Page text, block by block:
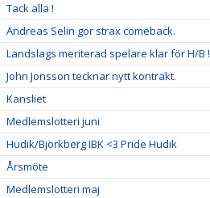
Tack alla !
Andreas Selin gör strax comeback.
Landslags meriterad spelare klar för H/B !
John Jonsson tecknar nytt kontrakt.
Kansliet
Medlemslotteri juni
Hudik/Björkberg IBK <3 Pride Hudik
Årsmöte
Medlemslotteri maj